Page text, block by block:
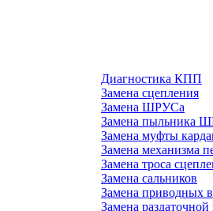
Диагностика КПП
Замена сцепления
Замена ШРУСа
Замена пыльника
Замена муфты
Замена механизма
Замена троса
Замена сальников
Замена приводных
Замена раздаточной